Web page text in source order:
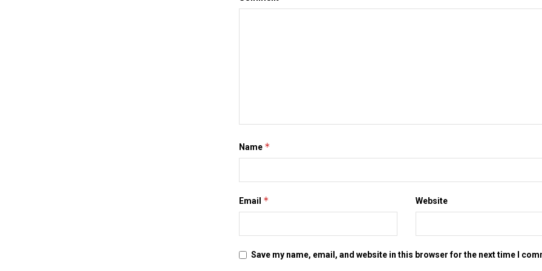
Name *
Email * Website
Save my name, email, and website in this browser for the next time I